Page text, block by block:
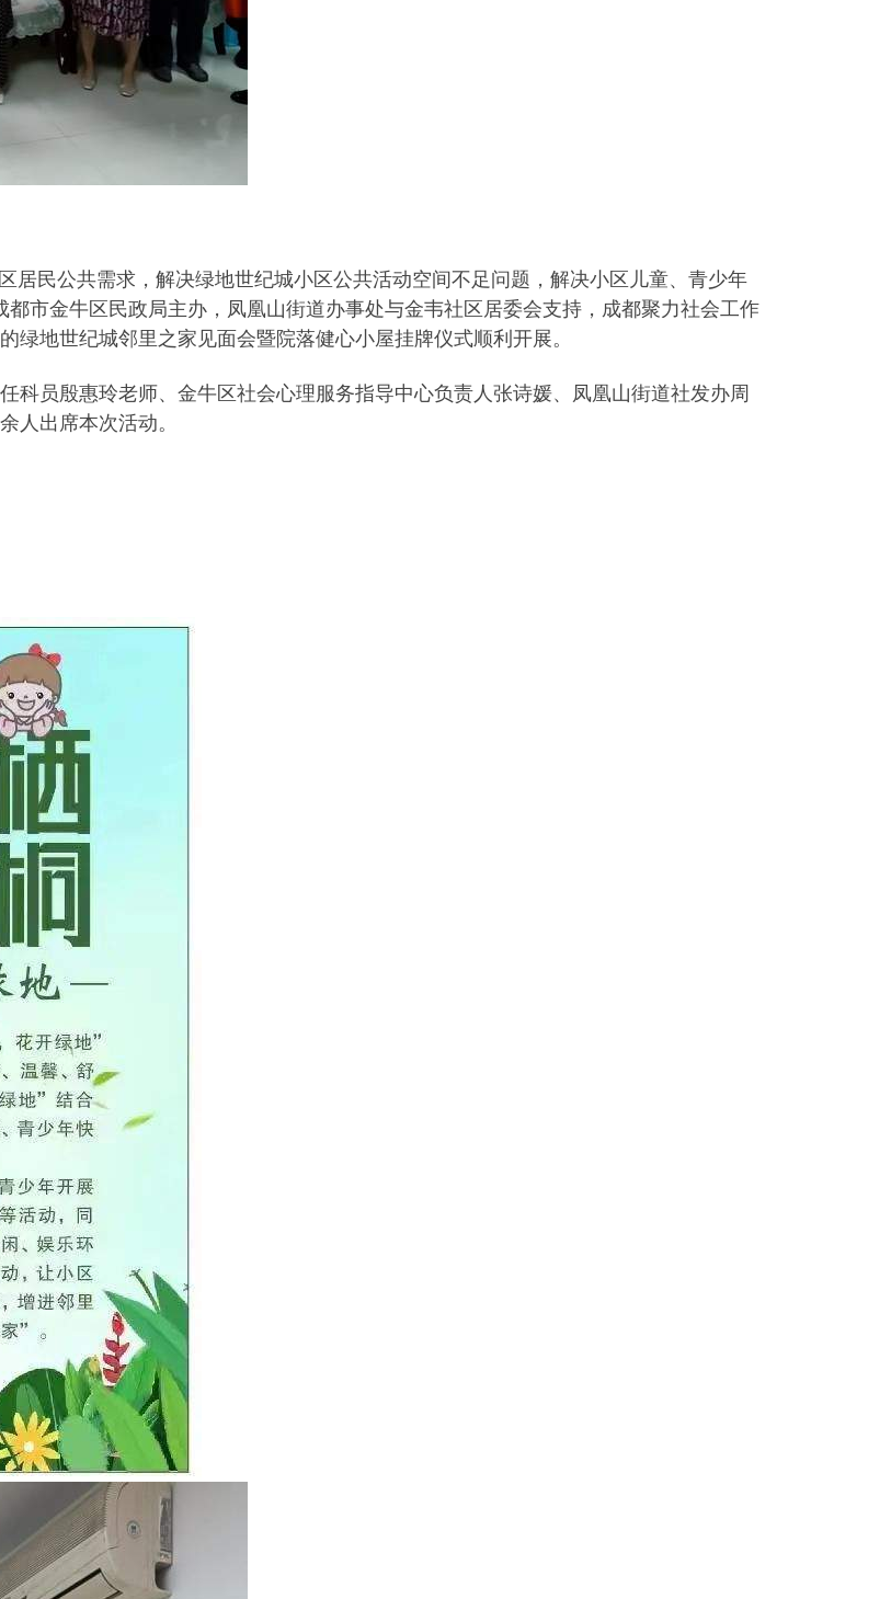
居民公共需求，解决绿地世纪城小区公共活动空间不足问题，解决小区儿童、青少年
市金牛区民政局主办，凤凰山街道办事处与金韦社区居委会支持，成都聚力社会工作
地世纪城邻里之家见面会暨院落健心小屋挂牌仪式顺利开展。
科员殷惠玲老师、金牛区社会心理服务指导中心负责人张诗媛、凤凰山街道社发办周
人出席本次活动。